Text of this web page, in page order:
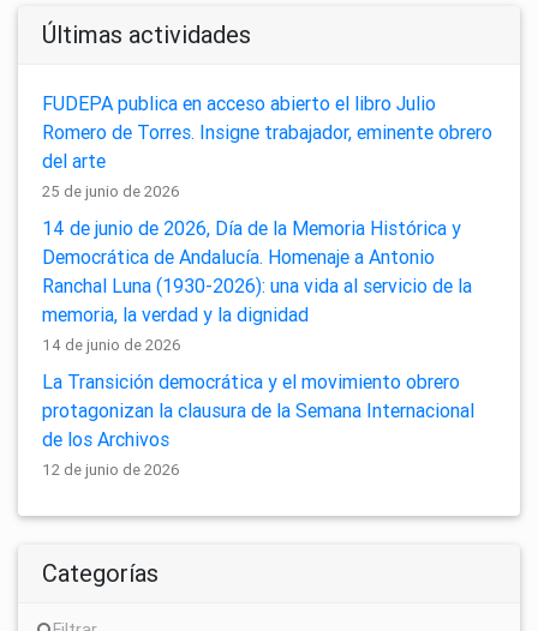
Últimas actividades
FUDEPA publica en acceso abierto el libro Julio
Romero de Torres. Insigne trabajador, eminente obrero
del arte
25 de junio de 2026
14 de junio de 2026, Día de la Memoria Histórica y
Democrática de Andalucía. Homenaje a Antonio
Ranchal Luna (1930-2026): una vida al servicio de la
memoria, la verdad y la dignidad
14 de junio de 2026
La Transición democrática y el movimiento obrero
protagonizan la clausura de la Semana Internacional
de los Archivos
12 de junio de 2026
Categorías